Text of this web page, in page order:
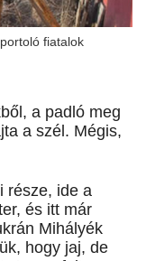
fiatalok
a padló meg
a szél. Mégis,
része, ide a
és itt már
Mihályék
hogy jaj, de